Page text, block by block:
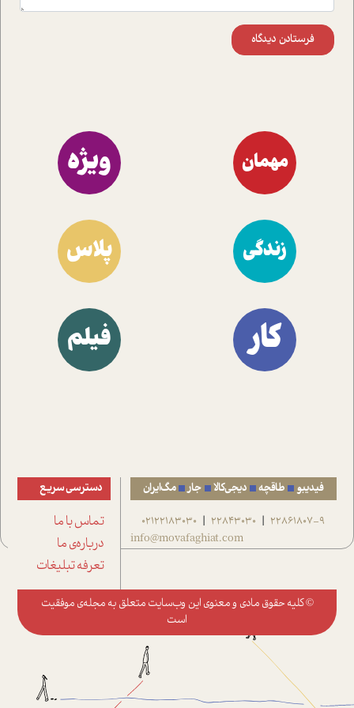
فرستادن دیدگاه
مهمان ویژه
زندگی پلاس
کار فیلم
فیدیبو طاقچه دیجی‌کالا جار مگ‌ایران
22861807-9
|
22843030
|
02122183030
info@movafaghiat.com
دسترسی سریع
تماس با ما
درباره‌ی ما
تعرفه تبلیغات
© کلیه حقوق مادی و معنوی این وب‌سایت متعلق به مجله‌ی موفقیت
است